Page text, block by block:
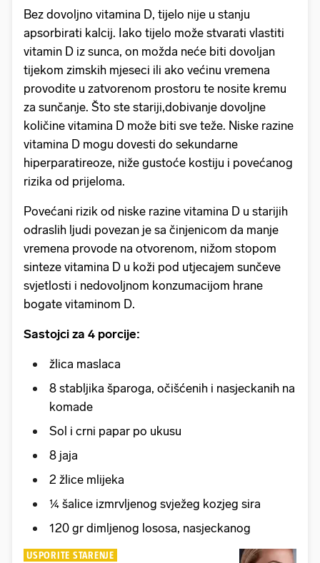
Bez dovoljno vitamina D, tijelo nije u stanju
apsorbirati kalcij. Iako tijelo može stvarati vlastiti
vitamin D iz sunca, on možda neće biti dovoljan
tijekom zimskih mjeseci ili ako većinu vremena
provodite u zatvorenom prostoru te nosite kremu
za sunčanje. Što ste stariji,dobivanje dovoljne
količine vitamina D može biti sve teže. Niske razine
vitamina D mogu dovesti do sekundarne
hiperparatireoze, niže gustoće kostiju i povećanog
rizika od prijeloma.
Povećani rizik od niske razine vitamina D u starijih
odraslih ljudi povezan je sa činjenicom da manje
vremena provode na otvorenom, nižom stopom
sinteze vitamina D u koži pod utjecajem sunčeve
svjetlosti i nedovoljnom konzumacijom hrane
bogate vitaminom D.
Sastojci za 4 porcije:
žlica maslaca
8 stabljika šparoga, očišćenih i nasjeckanih na
komade
Sol i crni papar po ukusu
8 jaja
2 žlice mlijeka
1⁄4 šalice izmrvljenog svježeg kozjeg sira
120 gr dimljenog lososa, nasjeckanog
USPORITE STARENJE